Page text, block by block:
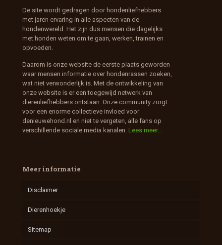
De site wordt gedragen door hondenliefhebbers
met jaren ervaring in alle aspecten van de
hondenwereld. Het zijn dus mensen die dagelijks
met honden weten om te gaan, werken, trainen en
opvoeden.
Daarom is onze website de eerste plaats geworden
waar mensen informatie over hondenrassen zoeken,
wat niet verwonderlijk is. Met de ontwikkeling van
onze website is er een toegewijd netwerk van
dierenliefhebbers ontstaan. Onze community zorgt
voor een enorme collectieve invloed voor
denieuwehond.nl en niet te vergeten, alle fans op
verschillende sociale media kanalen. Lees meer...
Meer informatie
Disclaimer
Dierenhoekje
Sitemap